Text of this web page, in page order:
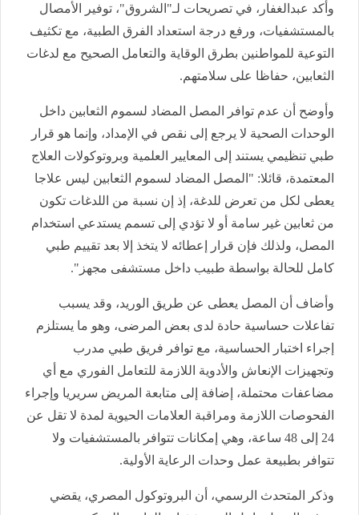
وأكد عبدالغفار، في تصريحات لـ"الشروق"، توفير الأمصال
بالمستشفيات، ورفع درجة استعداد الفرق الطبية، مع تكثيف
التوعية للمواطنين بطرق الوقاية والتعامل الصحيح مع لدغات
الثعابين، حفاظا على سلامتهم.
وأوضح أن عدم توافر المصل المضاد لسموم الثعابين داخل
الوحدات الصحية لا يرجع إلى نقص في الإمداد، وإنما هو قرار
طبي تنظيمي يستند إلى المعايير العلمية وبروتوكولات العلاج
المعتمدة، قائلا: "المصل المضاد لسموم الثعابين ليس علاجا
يعطى لكل من تعرض للدغة، إذ إن نسبة من اللدغات تكون
من ثعابين غير سامة أو لا تؤدي إلى تسمم يستدعي استخدام
المصل، ولذلك فإن قرار إعطائه لا يتخذ إلا بعد تقييم طبي
كامل للحالة بواسطة طبيب داخل مستشفى مجهز".
وأضاف أن المصل يعطى عن طريق الوريد، وقد يسبب
تفاعلات حساسية حادة لدى بعض المرضى، وهو ما يستلزم
إجراء اختبار الحساسية، مع توافر فريق طبي مدرب
وتجهيزات الإنعاش والأدوية اللازمة للتعامل الفوري مع أي
مضاعفات محتملة، إضافة إلى متابعة المريض سريريا وإجراء
الفحوصات اللازمة ومراقبة العلامات الحيوية لمدة لا تقل عن
24 إلى 48 ساعة، وهي إمكانات تتوافر بالمستشفيات ولا
تتوافر بطبيعة عمل وحدات الرعاية الأولية.
وذكر المتحدث الرسمي، أن البروتوكول المصري، يقضي